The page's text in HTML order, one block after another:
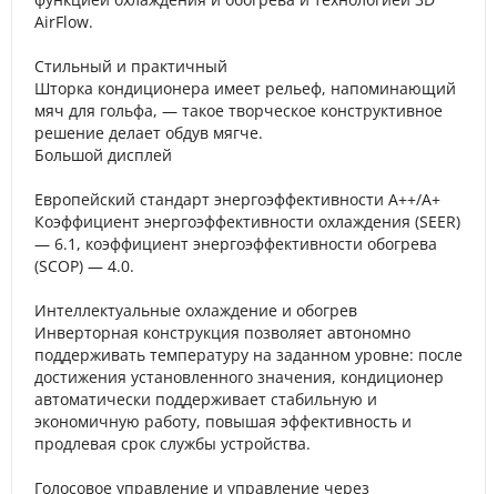
AirFlow.
Стильный и практичный
Шторка кондиционера имеет рельеф, напоминающий
мяч для гольфа, — такое творческое конструктивное
решение делает обдув мягче.
Большой дисплей
Европейский стандарт энергоэффективности A++/A+
Коэффициент энергоэффективности охлаждения (SEER)
— 6.1, коэффициент энергоэффективности обогрева
(SCOP) — 4.0.
Интеллектуальные охлаждение и обогрев
Инверторная конструкция позволяет автономно
поддерживать температуру на заданном уровне: после
достижения установленного значения, кондиционер
автоматически поддерживает стабильную и
экономичную работу, повышая эффективность и
продлевая срок службы устройства.
Голосовое управление и управление через